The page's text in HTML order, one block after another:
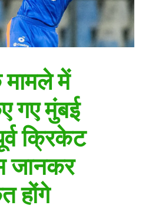
मामले में
गए मुंबई
क्रिकेट
जानकर
होंगे